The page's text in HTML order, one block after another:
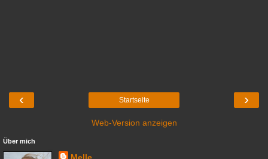
‹ ›
Startseite
Web-Version anzeigen
Über mich
Melle